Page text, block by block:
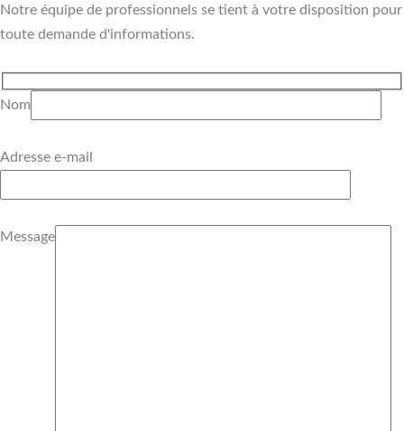
Notre équipe de professionnels se tient à votre disposition pour
toute demande d'informations.
Nom
Adresse e-mail
Message